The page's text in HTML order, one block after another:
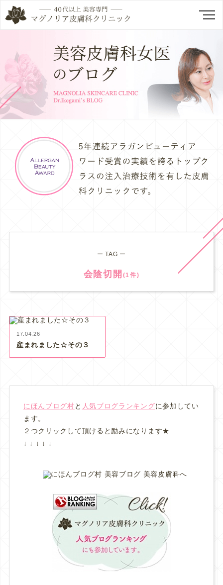
ー TAG ー
会陰切開 (1件)
17.04.26
産まれました☆その３
にほんブログ村と 人気ブログランキングに参加してい
ます。
２つクリックして頂けると励みになります★
↓ ↓ ↓ ↓ ↓